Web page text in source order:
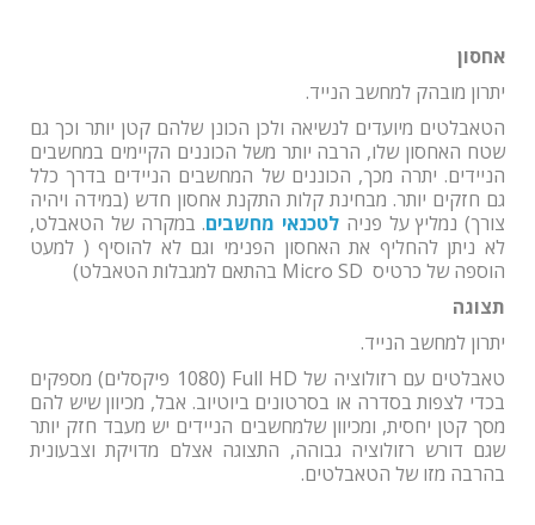
אחסון
יתרון מובהק למחשב הנייד.
הטאבלטים מיועדים לנשיאה ולכן הכונן שלהם קטן יותר וכך גם
שטח האחסון שלו, הרבה יותר משל הכוננים הקיימים במחשבים
הניידים. יתרה מכך, הכוננים של המחשבים הניידים בדרך כלל
גם חזקים יותר. מבחינת קלות התקנת אחסון חדש (במידה ויהיה
צורך) נמליץ על פניה לטכנאי מחשבים. במקרה של הטאבלט,
לא ניתן להחליף את האחסון הפנימי וגם לא להוסיף ( למעט
הוספה של כרטיס Micro SD בהתאם למגבלות הטאבלט)
תצוגה
יתרון למחשב הנייד.
טאבלטים עם רזולוציה של Full HD
(1080 פיקסלים) מספקים
בכדי לצפות בסדרה או בסרטונים ביוטיוב. אבל, מכיוון שיש להם
מסך קטן יחסית, ומכיוון שלמחשבים הניידים יש מעבד חזק יותר
שגם דורש רזולוציה גבוהה, התצוגה אצלם מדויקת וצבעונית
בהרבה מזו של הטאבלטים.